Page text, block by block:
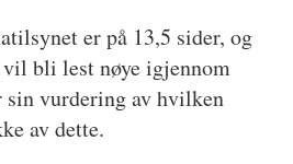
er på 13,5 sider, og
bli lest nøye igjennom
vurdering av hvilken
av dette.